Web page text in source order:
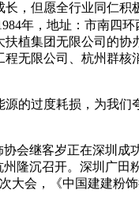
，但愿全行业同仁
年，地址：市南四环
植集团无限公司的
无限公司、杭州群
过度耗损，为我们
继客岁正在深圳成
隆沉召开。深圳广
大会，《中国建建粉